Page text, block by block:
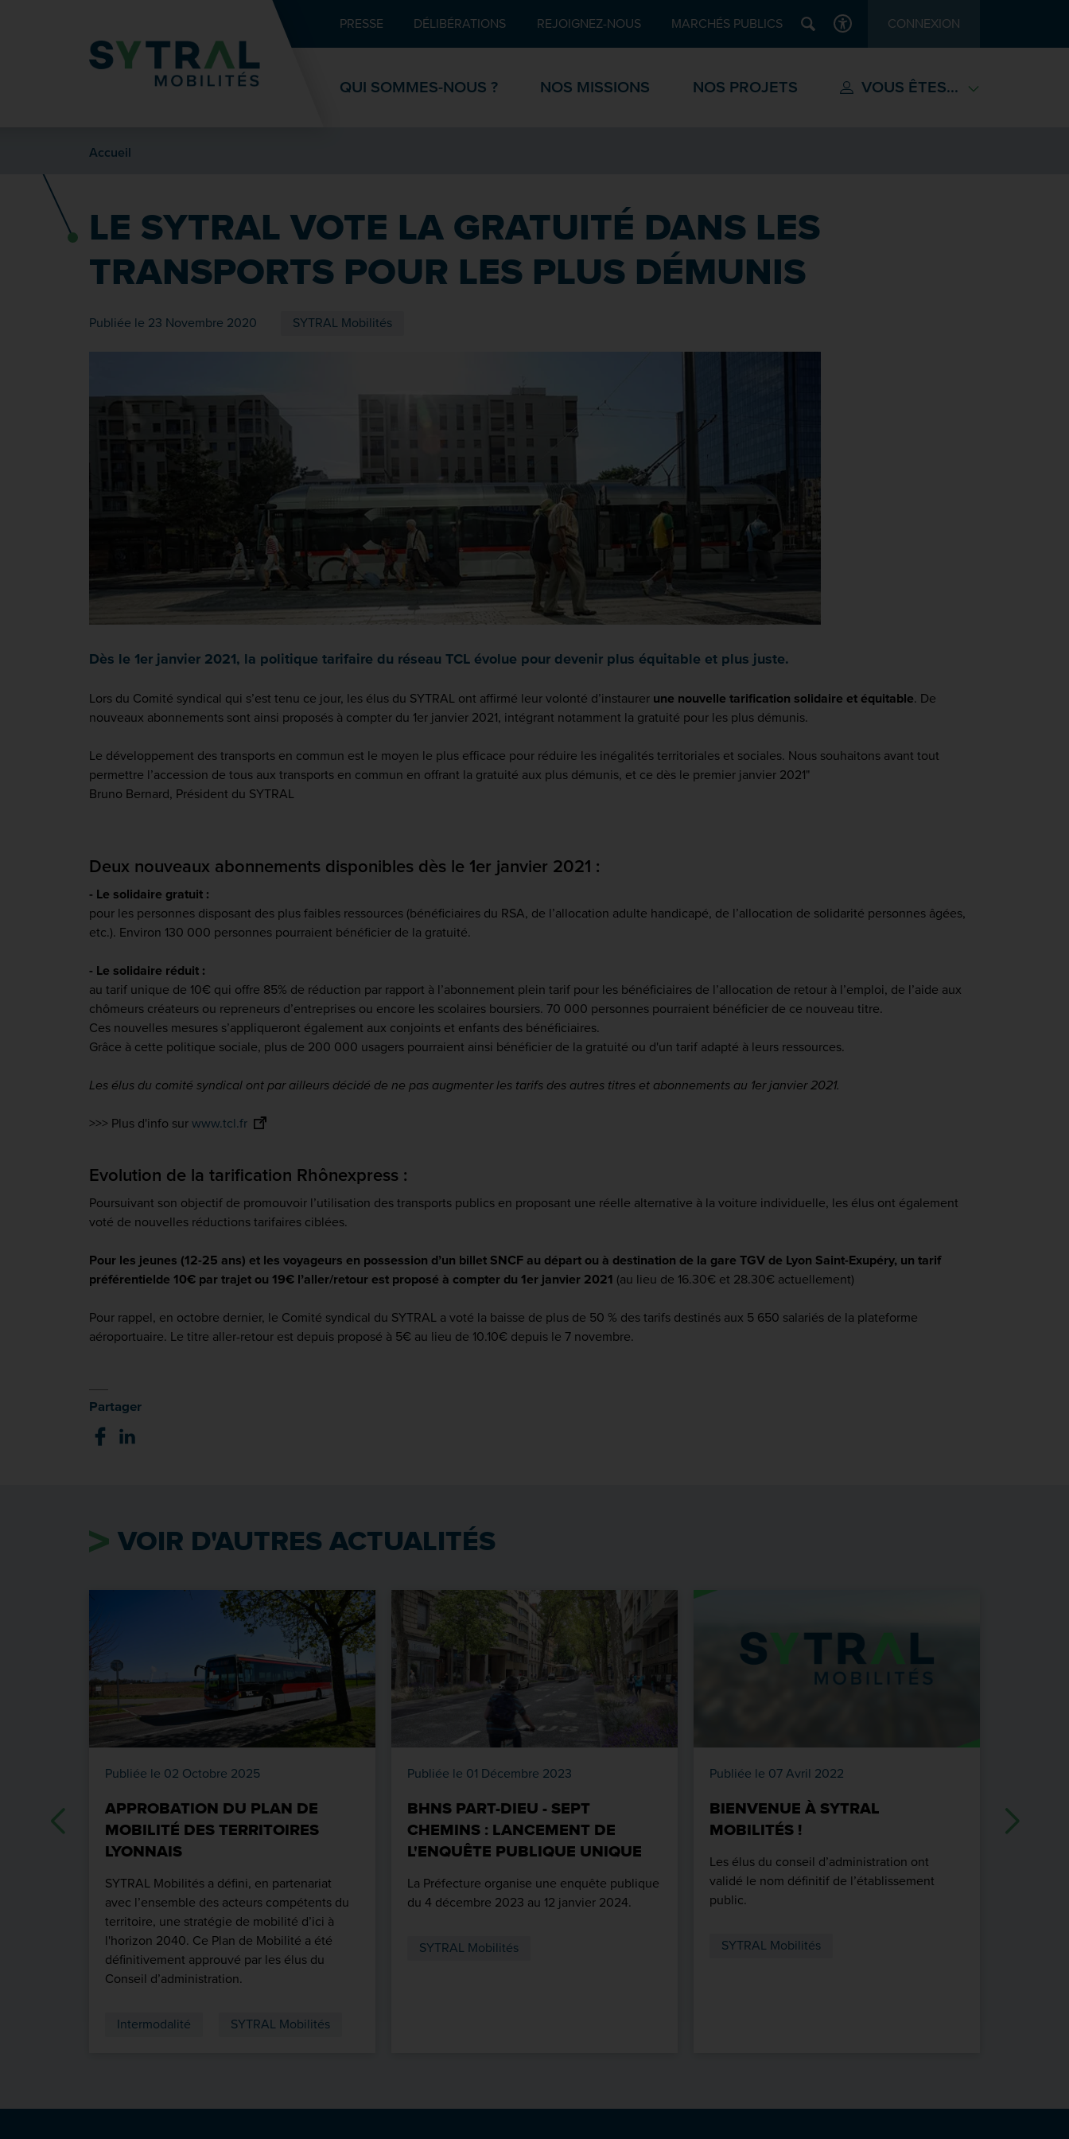
Recherche Pied de page
PRESSE DÉLIBÉRATIONS REJOIGNEZ-NOUS MARCHÉS PUBLICS Recherche
ACCESSIBILITÉCONNEXION
QUI SOMMES-NOUS ? NOS MISSIONS NOS PROJETS VOUS ÊTES...
Accueil
LE SYTRAL VOTE LA GRATUITÉ DANS LES
TRANSPORTS POUR LES PLUS DÉMUNIS
Publiée le 23 Novembre 2020 SYTRAL Mobilités
Dès le 1er janvier 2021, la politique tarifaire du réseau TCL évolue pour devenir plus équitable et plus juste.
Lors du Comité syndical qui s’est tenu ce jour, les élus du SYTRAL ont affirmé leur volonté d’instaurer une nouvelle tarification solidaire et équitable. De
nouveaux abonnements sont ainsi proposés à compter du 1er janvier 2021, intégrant notamment la gratuité pour les plus démunis.
Le développement des transports en commun est le moyen le plus efficace pour réduire les inégalités territoriales et sociales. Nous souhaitons avant tout
permettre l’accession de tous aux transports en commun en offrant la gratuité aux plus démunis, et ce dès le premier janvier 2021"
Bruno Bernard, Président du SYTRAL
Deux nouveaux abonnements disponibles dès le 1er janvier 2021 :
- Le solidaire gratuit :
pour les personnes disposant des plus faibles ressources (bénéficiaires du RSA, de l’allocation adulte handicapé, de l’allocation de solidarité personnes âgées,
etc.). Environ 130 000 personnes pourraient bénéficier de la gratuité.
- Le solidaire réduit :
au tarif unique de 10€ qui offre 85% de réduction par rapport à l’abonnement plein tarif pour les bénéficiaires de l’allocation de retour à l’emploi, de l’aide aux
chômeurs créateurs ou repreneurs d’entreprises ou encore les scolaires boursiers. 70 000 personnes pourraient bénéficier de ce nouveau titre.
Ces nouvelles mesures s’appliqueront également aux conjoints et enfants des bénéficiaires.
Grâce à cette politique sociale, plus de 200 000 usagers pourraient ainsi bénéficier de la gratuité ou d'un tarif adapté à leurs ressources.
Les élus du comité syndical ont par ailleurs décidé de ne pas augmenter les tarifs des autres titres et abonnements au 1er janvier 2021.
>>> Plus d'info sur www.tcl.fr
Evolution de la tarification Rhônexpress :
Poursuivant son objectif de promouvoir l’utilisation des transports publics en proposant une réelle alternative à la voiture individuelle, les élus ont également
voté de nouvelles réductions tarifaires ciblées.
Pour les jeunes (12-25 ans) et les voyageurs en possession d’un billet SNCF au départ ou à destination de la gare TGV de Lyon Saint-Exupéry, un tarif
préférentielde 10€ par trajet ou 19€ l’aller/retour est proposé à compter du 1er janvier 2021 (au lieu de 16.30€ et 28.30€ actuellement)
Pour rappel, en octobre dernier, le Comité syndical du SYTRAL a voté la baisse de plus de 50 % des tarifs destinés aux 5 650 salariés de la plateforme
aéroportuaire. Le titre aller-retour est depuis proposé à 5€ au lieu de 10.10€ depuis le 7 novembre.
Partager
VOIR D'AUTRES ACTUALITÉS
Publiée le 02 Octobre 2025
APPROBATION DU PLAN DE
MOBILITÉ DES TERRITOIRES
LYONNAIS
SYTRAL Mobilités a défini, en partenariat
avec l’ensemble des acteurs compétents du
territoire, une stratégie de mobilité d’ici à
l'horizon 2040. Ce Plan de Mobilité a été
définitivement approuvé par les élus du
Conseil d’administration.
Intermodalité SYTRAL Mobilités
Publiée le 01 Décembre 2023
BHNS PART-DIEU - SEPT
CHEMINS : LANCEMENT DE
L'ENQUÊTE PUBLIQUE UNIQUE
La Préfecture organise une enquête publique
du 4 décembre 2023 au 12 janvier 2024.
SYTRAL Mobilités
Publiée le 07 Avril 2022
BIENVENUE À SYTRAL
MOBILITÉS !
Les élus du conseil d’administration ont
validé le nom définitif de l’établissement
public.
SYTRAL Mobilités